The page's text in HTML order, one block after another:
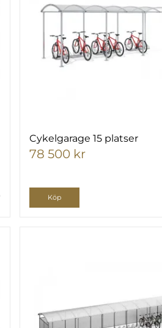
Cykelgarage 15 platser
78 500 kr
Köp